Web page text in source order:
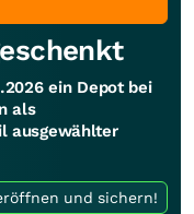
ein Depot bei
als
ausgewählter
und sichern!